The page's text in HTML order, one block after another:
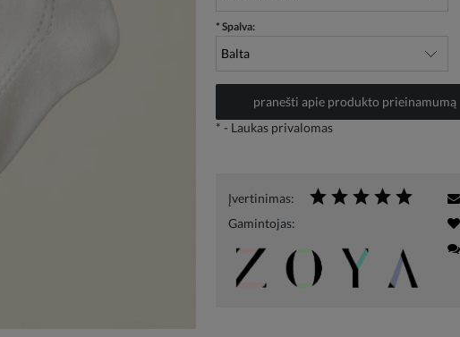
* Spalva:
pranešti apie produkto prieinamumą
* - Laukas privalomas
Įvertinimas:
Gamintojas: